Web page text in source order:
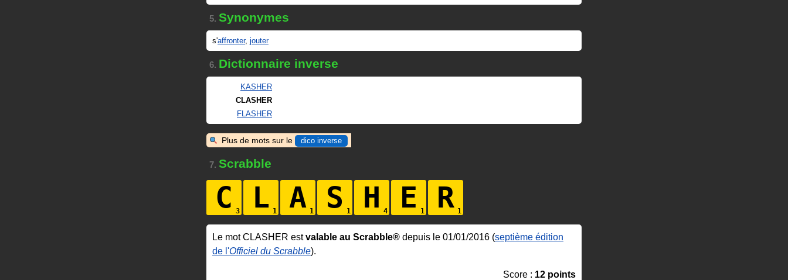
5. Synonymes
s'affronter, jouter
6. Dictionnaire inverse
KASHER
CLASHER
FLASHER
Plus de mots sur le dico inverse
7. Scrabble
C L A S H E R
Le mot CLASHER estvalable au Scrabble® depuis le 01/01/2016 (septième édition
de l'Officiel du Scrabble).
Score : 12 points